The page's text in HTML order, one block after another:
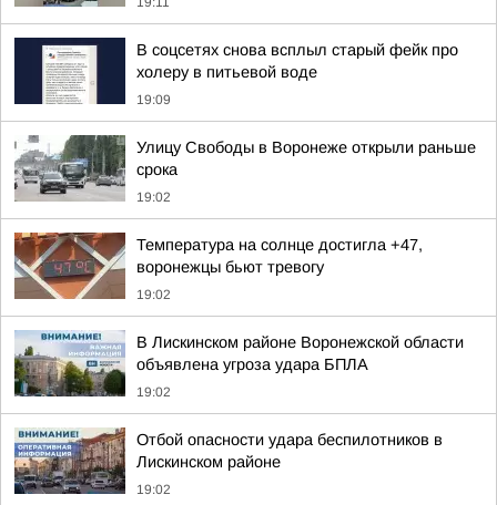
В соцсетях снова всплыл старый фейк про
холеру в питьевой воде
19:09
Улицу Свободы в Воронеже открыли раньше
срока
19:02
Температура на солнце достигла +47,
воронежцы бьют тревогу
19:02
В Лискинском районе Воронежской области
объявлена угроза удара БПЛА
19:02
Отбой опасности удара беспилотников в
Лискинском районе
19:02